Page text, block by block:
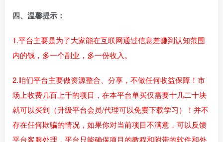
四、温馨提示：
1.平台主要是为了大家能在互联网通过信息差赚到认知范围
内的钱，多一个副业，多一份收入。
2.咱们平台主要做资源整合、分享，不做任何收益保障！市
场上收费几百上千的项目，在本平台单买仅需要十几二十块
就可以买到（升级平台会员/代理可以免费下载学习）！并不
存在任何欺骗的情况，如果你对当前项目不满意，可以反馈
平台客服处理，平台只能确保项目的教程和附带的软件和外